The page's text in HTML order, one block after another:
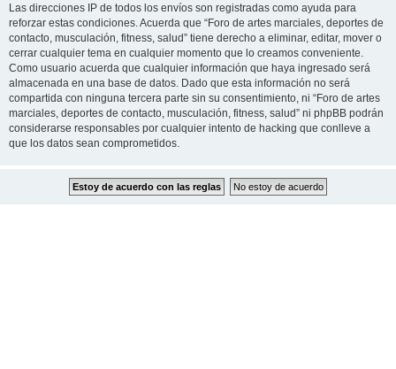
Las direcciones IP de todos los envíos son registradas como ayuda para
reforzar estas condiciones. Acuerda que “Foro de artes marciales, deportes de
contacto, musculación, fitness, salud” tiene derecho a eliminar, editar, mover o
cerrar cualquier tema en cualquier momento que lo creamos conveniente.
Como usuario acuerda que cualquier información que haya ingresado será
almacenada en una base de datos. Dado que esta información no será
compartida con ninguna tercera parte sin su consentimiento, ni “Foro de artes
marciales, deportes de contacto, musculación, fitness, salud” ni phpBB podrán
considerarse responsables por cualquier intento de hacking que conlleve a
que los datos sean comprometidos.